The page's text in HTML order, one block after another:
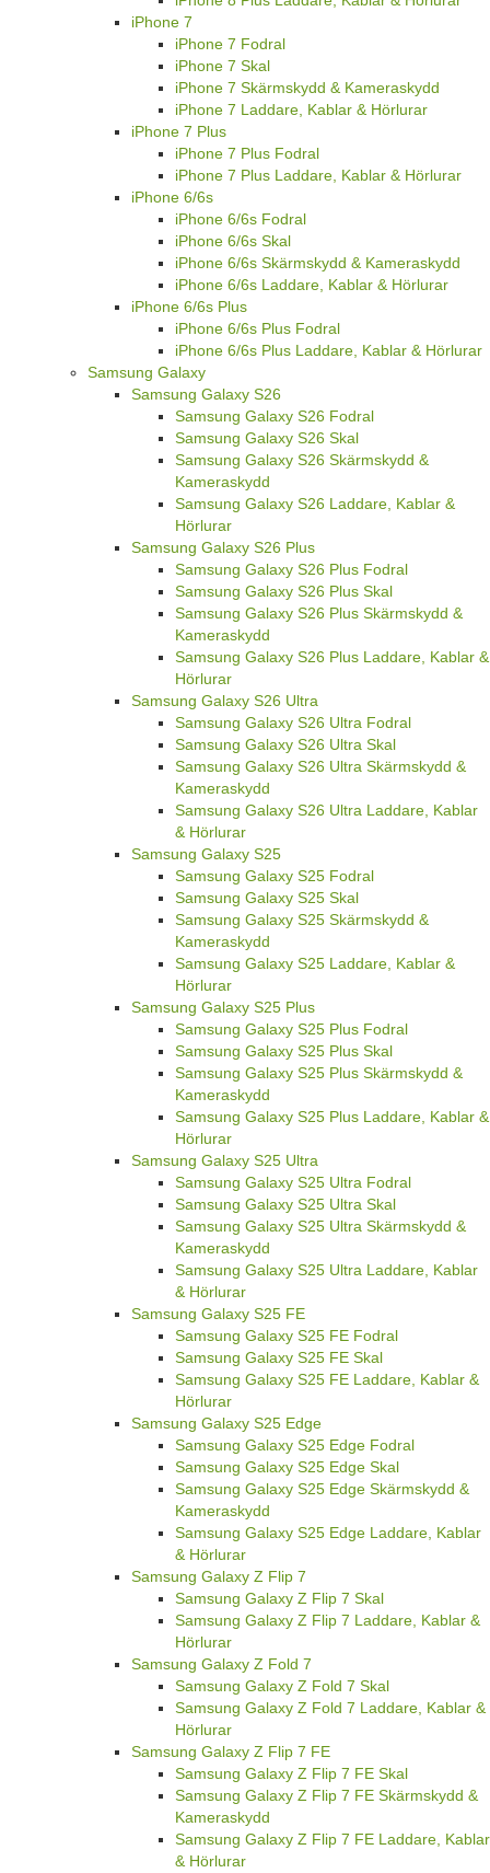
iPhone 7
iPhone 7 Fodral
iPhone 7 Skal
iPhone 7 Skärmskydd & Kameraskydd
iPhone 7 Laddare, Kablar & Hörlurar
iPhone 7 Plus
iPhone 7 Plus Fodral
iPhone 7 Plus Laddare, Kablar & Hörlurar
iPhone 6/6s
iPhone 6/6s Fodral
iPhone 6/6s Skal
iPhone 6/6s Skärmskydd & Kameraskydd
iPhone 6/6s Laddare, Kablar & Hörlurar
iPhone 6/6s Plus
iPhone 6/6s Plus Fodral
iPhone 6/6s Plus Laddare, Kablar & Hörlurar
Samsung Galaxy
Samsung Galaxy S26
Samsung Galaxy S26 Fodral
Samsung Galaxy S26 Skal
Samsung Galaxy S26 Skärmskydd &
Kameraskydd
Samsung Galaxy S26 Laddare, Kablar &
Hörlurar
Samsung Galaxy S26 Plus
Samsung Galaxy S26 Plus Fodral
Samsung Galaxy S26 Plus Skal
Samsung Galaxy S26 Plus Skärmskydd &
Kameraskydd
Samsung Galaxy S26 Plus Laddare, Kablar &
Hörlurar
Samsung Galaxy S26 Ultra
Samsung Galaxy S26 Ultra Fodral
Samsung Galaxy S26 Ultra Skal
Samsung Galaxy S26 Ultra Skärmskydd &
Kameraskydd
Samsung Galaxy S26 Ultra Laddare, Kablar
& Hörlurar
Samsung Galaxy S25
Samsung Galaxy S25 Fodral
Samsung Galaxy S25 Skal
Samsung Galaxy S25 Skärmskydd &
Kameraskydd
Samsung Galaxy S25 Laddare, Kablar &
Hörlurar
Samsung Galaxy S25 Plus
Samsung Galaxy S25 Plus Fodral
Samsung Galaxy S25 Plus Skal
Samsung Galaxy S25 Plus Skärmskydd &
Kameraskydd
Samsung Galaxy S25 Plus Laddare, Kablar &
Hörlurar
Samsung Galaxy S25 Ultra
Samsung Galaxy S25 Ultra Fodral
Samsung Galaxy S25 Ultra Skal
Samsung Galaxy S25 Ultra Skärmskydd &
Kameraskydd
Samsung Galaxy S25 Ultra Laddare, Kablar
& Hörlurar
Samsung Galaxy S25 FE
Samsung Galaxy S25 FE Fodral
Samsung Galaxy S25 FE Skal
Samsung Galaxy S25 FE Laddare, Kablar &
Hörlurar
Samsung Galaxy S25 Edge
Samsung Galaxy S25 Edge Fodral
Samsung Galaxy S25 Edge Skal
Samsung Galaxy S25 Edge Skärmskydd &
Kameraskydd
Samsung Galaxy S25 Edge Laddare, Kablar
& Hörlurar
Samsung Galaxy Z Flip 7
Samsung Galaxy Z Flip 7 Skal
Samsung Galaxy Z Flip 7 Laddare, Kablar &
Hörlurar
Samsung Galaxy Z Fold 7
Samsung Galaxy Z Fold 7 Skal
Samsung Galaxy Z Fold 7 Laddare, Kablar &
Hörlurar
Samsung Galaxy Z Flip 7 FE
Samsung Galaxy Z Flip 7 FE Skal
Samsung Galaxy Z Flip 7 FE Skärmskydd &
Kameraskydd
Samsung Galaxy Z Flip 7 FE Laddare, Kablar
& Hörlurar